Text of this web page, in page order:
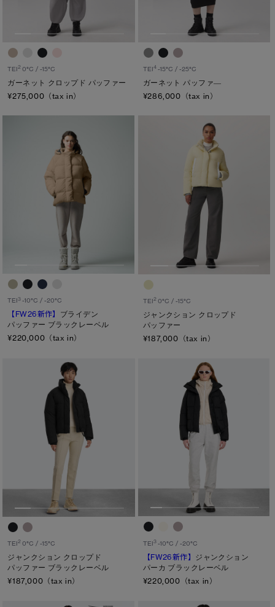
カラー
ブルー系
グリーン系 イエロー系
オレンジ系
ウエスト
ふくらはぎ
キャンセル
TEI2 0°C / -15°C
ガーネット クロップド パッファー
¥275,000（tax in）
TEI4-15°C / -25°C
ガーネット パッファ―
¥286,000（tax in）
TEI3 -10°C / -20°C
【FW26新作】 ブライデン
パッファー ブラックレーベル
¥220,000（tax in）
TEI2 0°C / -15°C
ジャンクション クロップド
パッファー
¥187,000（tax in）
TEI2 0°C / -15°C
ジャンクション クロップド
パッファー ブラックレーベル
¥187,000（tax in）
TEI3-10°C / -20°C
【FW26新作】 ジャンクション
パーカ ブラックレーベル
¥220,000（tax in）